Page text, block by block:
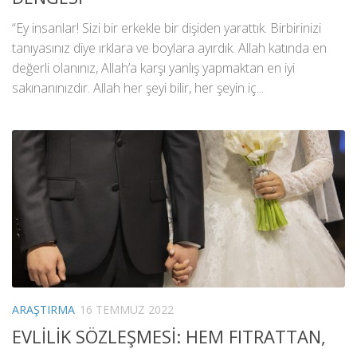
“Ey insanlar! Sizi bir erkekle bir dişiden yarattık. Birbirinizi
tanıyasınız diye ırklara ve boylara ayırdık. Allah katında en
değerli olanınız, Allah’a karşı yanlış yapmaktan en iyi
sakınanınızdır. Allah her şeyi bilir, her şeyin iç...
ARAŞTIRMA 16 TEMMUZ 2022
EVLİLİK SÖZLEŞMESİ: HEM FITRATTAN,